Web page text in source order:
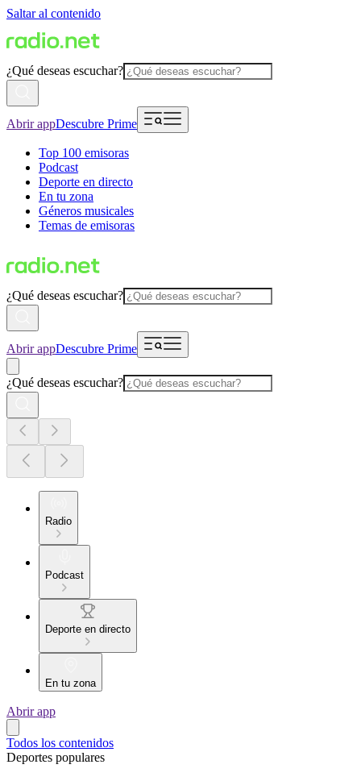
Saltar al contenido
¿Qué deseas escuchar?
Abrir appDescubre Prime
Top 100 emisoras
Podcast
Deporte en directo
En tu zona
Géneros musicales
Temas de emisoras
¿Qué deseas escuchar?
Abrir appDescubre Prime
¿Qué deseas escuchar?
Radio
Podcast
Deporte en directo
En tu zona
Abrir app
Todos los contenidos
Deportes populares